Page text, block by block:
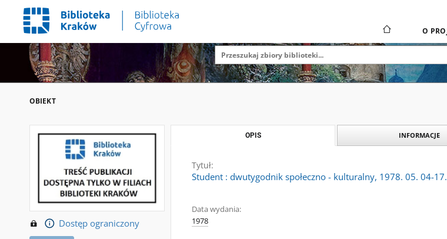
O
OBIEKT
Dostęp ograniczony
OPIS INFORMACJE
Tytuł:
Student : dwutygodnik społeczno - kulturalny, 1978. 05. 04-
Data wydania:
1978